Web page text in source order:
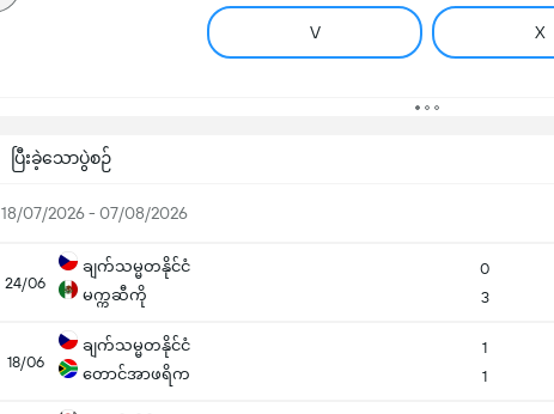
V X
ပြီးခဲ့သောပွဲစဉ်
18/07/2026 - 07/08/2026
24/06
ချက်သမ္မတနိုင်ငံ
မက္ကဆီကို
0
3
18/06
ချက်သမ္မတနိုင်ငံ
တောင်အာဖရိက
1
1